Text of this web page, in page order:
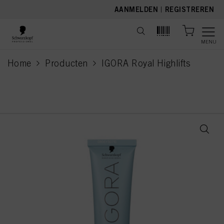
AANMELDEN | REGISTREREN
MENU
Home Producten IGORA Royal Highlifts
current page